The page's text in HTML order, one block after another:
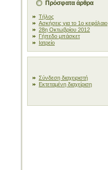
Πρόσφατα άρθρα
Τήλος
Ασκήσεις για το 1ο κεφάλαιο
28η Οκτωβρίου 2012
Γήπεδο μπάσκετ
Ιατρείο
Σύνδεση διαχειριστή
Εκτεταμένη διαχείριση